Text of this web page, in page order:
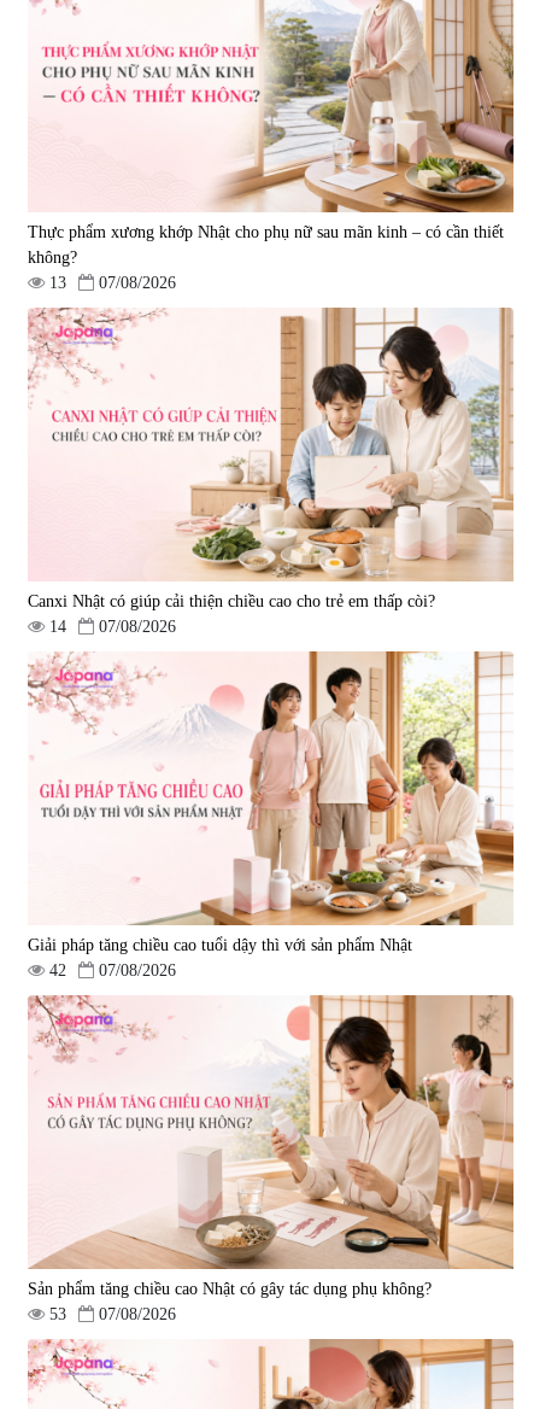
Viên uống bổ não Ribeto Shoji
57.920
1.450.000 đ
Viên nang uống cải thiện thị lực,
trí nhớ DHA + EPA + Flaxseed
Oil 30 viên/gói - Date 02/2027
|52.346
225.000 đ
Tẩy tế bào chết Nichiei Bussan
Nano NMN+ Peeling Gel
Luxury 200g
1.490.000 đ
Viên uống hỗ trợ bền thành
mạch, ngừa tai biến Elastin Plus
& Nattokinase Hokoen 80 viên
|0
980.000 đ
Viên uống bổ gan Ribeto Shoji
Hepaclean 60 viên
543.205
690.000 đ
Viên uống hỗ trợ cải thiện thoát
vị đĩa đệm Kyoto Has 30 viên
14.560
1.600.000 đ
Viên uống hỗ trợ giấc ngủ Fujina
Sleepy Nhật Bản 80 viên
|13.760
580.000 đ
điều trị đột quỵ Biken Kinase
Gold 60 viên
|0
1.570.000 đ
Thực phẩm xương khớp Nhật cho phụ nữ sau mãn kinh – có cần thiết
không?
13
07/08/2026
Canxi Nhật có giúp cải thiện chiều cao cho trẻ em thấp còi?
14
07/08/2026
Giải pháp tăng chiều cao tuổi dậy thì với sản phẩm Nhật
42
07/08/2026
Sản phẩm tăng chiều cao Nhật có gây tác dụng phụ không?
53
07/08/2026